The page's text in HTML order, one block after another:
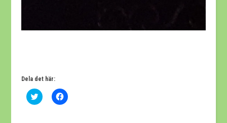
Dela det här:
Klicka
för
Klicka
för